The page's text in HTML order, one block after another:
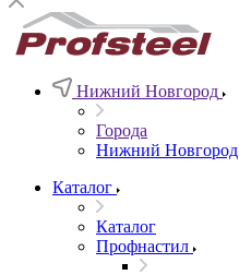
Нижний Новгород
Города
Нижний Новгород
Каталог
Каталог
Профнастил